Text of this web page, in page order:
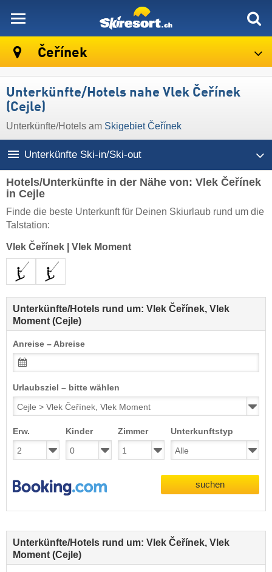
Čeřínek
Unterkünfte/Hotels nahe Vlek Čeřínek
(Cejle)
Unterkünfte/Hotels am Skigebiet Čeřínek
Unterkünfte Ski-in/Ski-out
Hotels/Unterkünfte in der Nähe von: Vlek Čeřínek
in Cejle
Finde die beste Unterkunft für Deinen Skiurlaub rund um die
Talstation:
Vlek Čeřínek Vlek Moment
Unterkünfte/Hotels rund um: Vlek Čeřínek, Vlek
Moment (Cejle)
Anreise – Abreise
Urlaubsziel – bitte wählen
Erw. Kinder Zimmer Unterkunftstyp
suchen
Unterkünfte/Hotels rund um: Vlek Čeřínek, Vlek
Moment (Cejle)